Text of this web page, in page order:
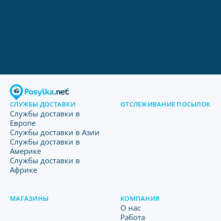
СЛУЖБЫ ДОСТАВКИ
Службы доставки в
Европе
Службы доставки в Азии
Службы доставки в
Америке
Службы доставки в
Африке
ОТСЛЕЖИВАНИЕ ПОСЫЛОК
МАГАЗИНЫ КОМПАНИЯ
O нас
Работа